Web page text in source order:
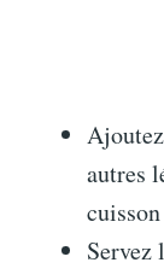
autres
Servez